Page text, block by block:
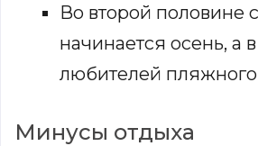
Во второй половине
начинается осень, а
любителей
Минусы отдыха